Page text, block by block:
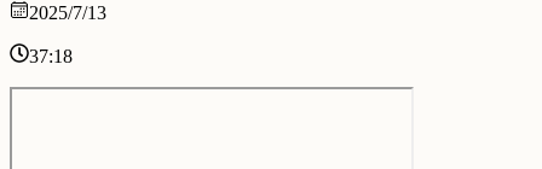
2025/7/13
37:18